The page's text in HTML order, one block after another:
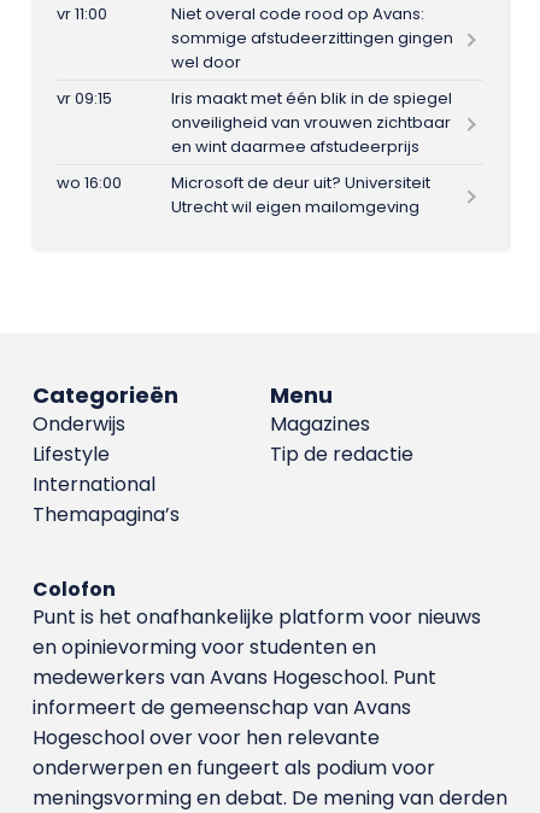
vr 11:00
Niet overal code rood op Avans:
sommige afstudeerzittingen gingen
wel door
vr 09:15
Iris maakt met één blik in de spiegel
onveiligheid van vrouwen zichtbaar
en wint daarmee afstudeerprijs
wo 16:00
Microsoft de deur uit? Universiteit
Utrecht wil eigen mailomgeving
Menu
Magazines
Tip de redactie
Categorieën
Onderwijs
Lifestyle
International
Themapagina’s
Colofon
Punt is het onafhankelijke platform voor nieuws
en opinievorming voor studenten en
medewerkers van Avans Hoge­school. Punt
informeert de gemeenschap van Avans
Hogeschool over voor hen relevante
onderwerpen en fungeert als podium voor
meningsvorming en debat. De mening van derden